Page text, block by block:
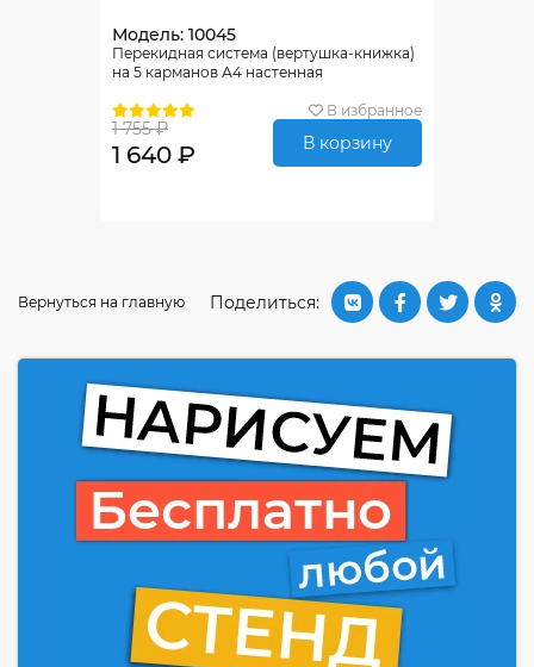
Модель: 10045
Перекидная система (вертушка-книжка)
на 5 карманов А4 настенная
В избранное
1 755 ₽
1 640 ₽ В корзину
Поделиться:
Вернуться на главную